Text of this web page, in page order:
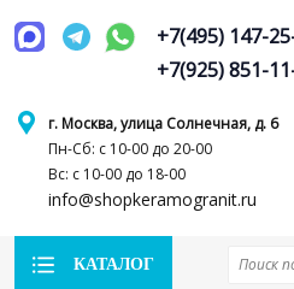
г. Москва, улица Солнечная, д. 6
Пн-Сб: с 10-00 до 20-00
Вс: с 10-00 до 18-00
info@shopkeramogranit.ru
+7(495) 147-
+7(925) 851-
КАТАЛОГ